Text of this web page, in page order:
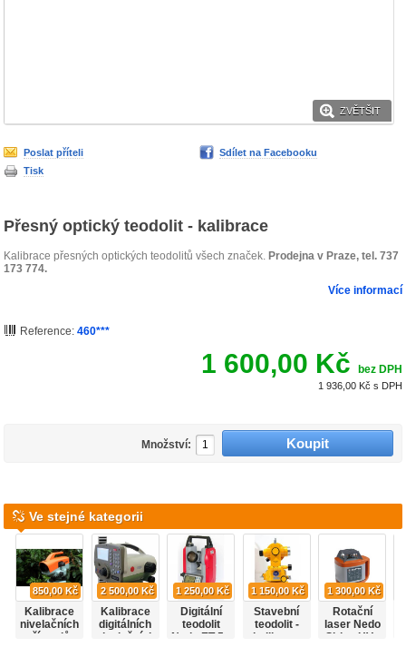
ZVĚTŠIT
Poslat příteli
Sdílet na Facebooku
Tisk
Přesný optický teodolit - kalibrace
Kalibrace přesných optických teodolitů všech značek. Prodejna v Praze, tel. 737
173 774.
Více informací
Reference: 460***
1 600,00 Kč bez DPH
1 936,00 Kč s DPH
Množství:
Ve stejné kategorii
850,00 Kč
Kalibrace
nivelačních
přístrojů.
2 500,00 Kč
Kalibrace
digitálních
nivelačních
1 250,00 Kč
Digitální
teodolit
Nedo ET-5 -
1 150,00 Kč
Stavební
teodolit -
kalibrace
1 300,00 Kč
Rotační
laser Nedo
Sirius HV -